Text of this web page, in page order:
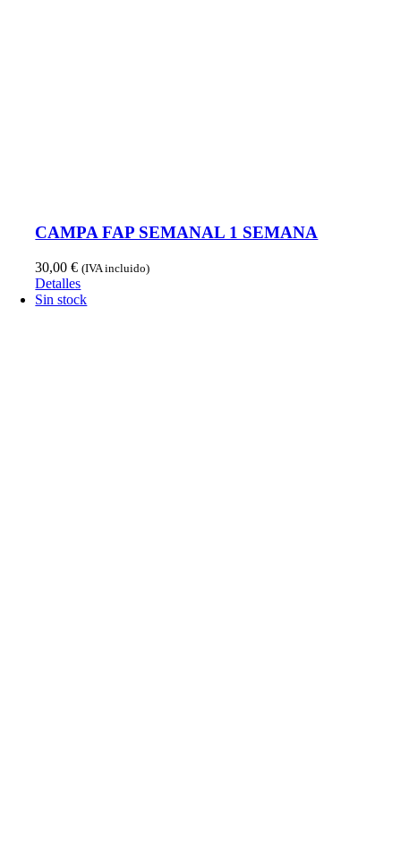
CAMPA FAP SEMANAL 1 SEMANA
30,00€ (IVA incluido)
Detalles
Sin stock